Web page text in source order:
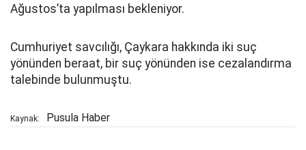
Ağustos’ta yapılması bekleniyor.
Cumhuriyet savcılığı, Çaykara hakkında iki suç
yönünden beraat, bir suç yönünden ise cezalandırma
talebinde bulunmuştu.
Kaynak: Pusula Haber